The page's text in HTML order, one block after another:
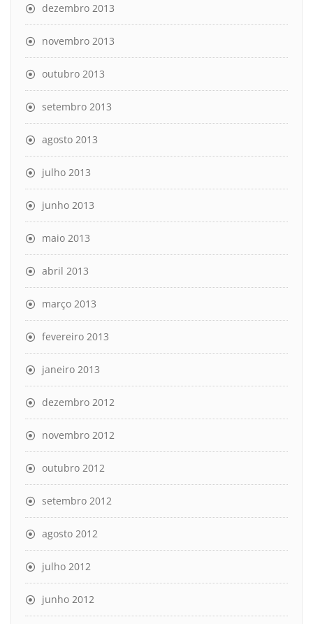
dezembro 2013
novembro 2013
outubro 2013
setembro 2013
agosto 2013
julho 2013
junho 2013
maio 2013
abril 2013
março 2013
fevereiro 2013
janeiro 2013
dezembro 2012
novembro 2012
outubro 2012
setembro 2012
agosto 2012
julho 2012
junho 2012